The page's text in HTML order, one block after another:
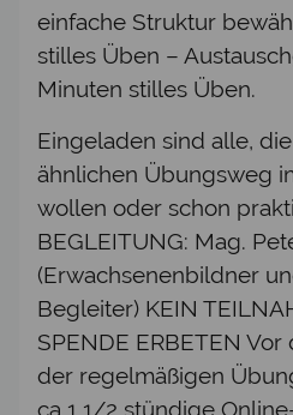
einfache Struktur
stilles Üben –
Minuten stilles Üben.
Eingeladen sind alle,
ähnlichen Übungsweg
wollen oder schon
BEGLEITUNG: Mag.
(Erwachsenenbildner
Begleiter) KEIN
SPENDE ERBETEN
der regelmäßigen
ca 1 1/2 stündige